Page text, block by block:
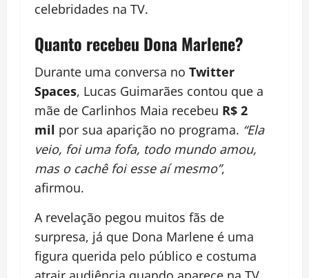
celebridades na TV.
Quanto recebeu Dona Marlene?
Durante uma conversa no Twitter
Spaces, Lucas Guimarães contou que a
mãe de Carlinhos Maia recebeu R$ 2
mil por sua aparição no programa. “Ela
veio, foi uma fofa, todo mundo amou,
mas o cachê foi esse aí mesmo”,
afirmou.
A revelação pegou muitos fãs de
surpresa, já que Dona Marlene é uma
figura querida pelo público e costuma